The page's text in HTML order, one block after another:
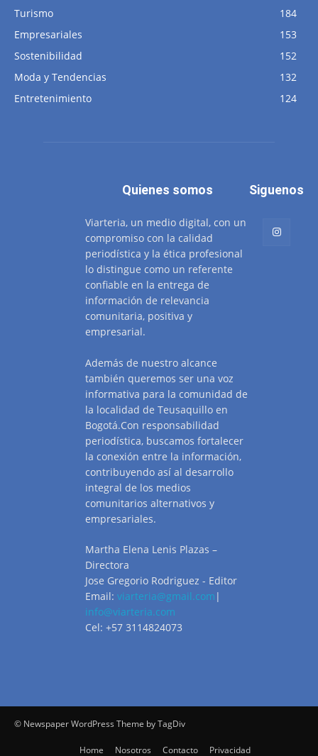
Turismo
184
Empresariales
153
Sostenibilidad
152
Moda y Tendencias
132
Entretenimiento
124
Quienes somos
Viarteria, un medio digital, con un
compromiso con la calidad
periodística y la ética profesional
lo distingue como un referente
confiable en la entrega de
información de relevancia
comunitaria, positiva y
empresarial.
Además de nuestro alcance
también queremos ser una voz
informativa para la comunidad de
la localidad de Teusaquillo en
Bogotá.Con responsabilidad
periodística, buscamos fortalecer
la conexión entre la información,
contribuyendo así al desarrollo
integral de los medios
comunitarios alternativos y
empresariales.
Martha Elena Lenis Plazas –
Directora
Jose Gregorio Rodriguez - Editor
Email: viarteria@gmail.com |
info@viarteria.com
Cel: +57 3114824073
Siguenos
© Newspaper WordPress Theme by TagDiv
Home Nosotros Contacto Privacidad